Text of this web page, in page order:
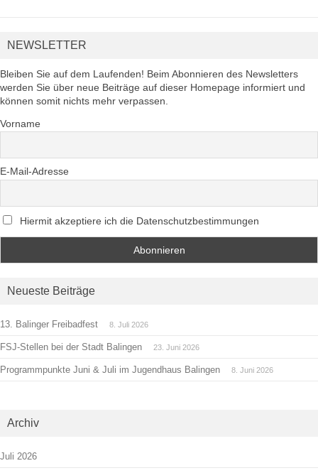
NEWSLETTER
Bleiben Sie auf dem Laufenden! Beim Abonnieren des Newsletters
werden Sie über neue Beiträge auf dieser Homepage informiert und
können somit nichts mehr verpassen.
Vorname
E-Mail-Adresse
Hiermit akzeptiere ich die Datenschutzbestimmungen
Neueste Beiträge
13. Balinger Freibadfest 8. Juli 2026
FSJ-Stellen bei der Stadt Balingen 23. Juni 2026
Programmpunkte Juni & Juli im Jugendhaus Balingen 8. Juni 2026
Archiv
Juli 2026